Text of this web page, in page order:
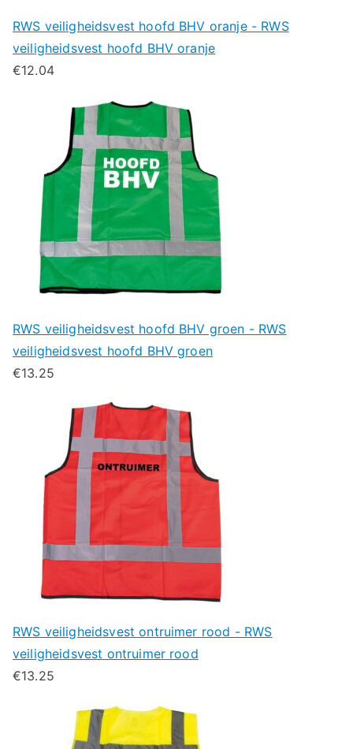
RWS veiligheidsvest hoofd BHV oranje - RWS
veiligheidsvest hoofd BHV oranje
€12.04
RWS veiligheidsvest hoofd BHV groen - RWS
veiligheidsvest hoofd BHV groen
€13.25
RWS veiligheidsvest ontruimer rood - RWS
veiligheidsvest ontruimer rood
€13.25